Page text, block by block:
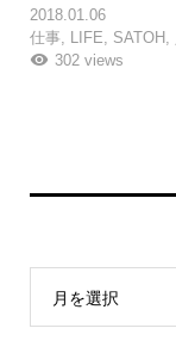
2018.01.06
仕事, LIFE, SATOH ,
302 views
月を選択